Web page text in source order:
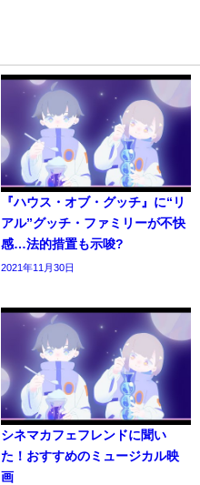
『ハウス・オブ・グッチ』に“リ
アル”グッチ・ファミリーが不快
感…法的措置も示唆?
2021年11月30日
シネマカフェフレンドに聞い
た！おすすめのミュージカル映
画